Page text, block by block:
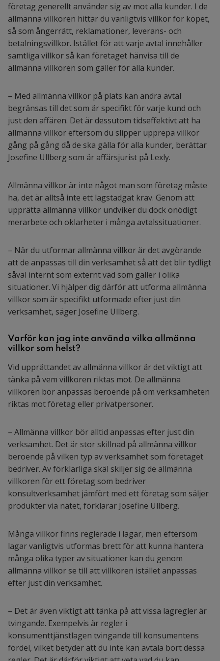
företag generellt använder sig av mot alla kunder. I de
allmänna villkoren hittar du vanligtvis villkor för köpet,
så som ångerrätt, reklamationer, leverans- och
betalningsvillkor. Istället för att varje avtal innehåller
samtliga villkor så kan företaget hänvisa till de
allmänna villkoren som gäller för alla kunder.
– Med allmänna villkor på plats kan andra avtal
begränsas till det som är specifikt för varje kund och
just den affären. Det är dessutom tidseffektivt att ha
allmänna villkor eftersom du slipper upprepa villkor
gång på gång då de ska gälla för alla kunder, berättar
Josefine Ullberg som är affärsjurist på Lexly.
Allmänna villkor är inte något man som företag måste
ha, det är alltså inte ett lagstadgat krav. Genom att
upprätta allmänna villkor undviker du dock onödigt
merarbete och oklarheter i många avtalssituationer.
– När du utformar allmänna villkor är det avgörande
att de anpassas till din verksamhet så att det blir tydligt
såväl internt som externt vad som gäller i olika
situationer. Vi hjälper dig därför att utforma allmänna
villkor som är specifikt utformade efter just din
verksamhet, säger Josefine Ullberg.
Varför kan jag inte använda vilka allmänna
villkor som helst?
Vid upprättandet av allmänna villkor är det viktigt att
tänka på vem villkoren riktas mot. De allmänna
villkoren bör anpassas beroende på om verksamheten
riktas mot företag eller privatpersoner.
– Allmänna villkor bör alltid anpassas efter just din
verksamhet. Det är stor skillnad på allmänna villkor
beroende på vilken typ av verksamhet som företaget
bedriver. Av förklarliga skäl skiljer sig de allmänna
villkoren för ett företag som bedriver
konsultverksamhet jämfört med ett företag som säljer
produkter via nätet, förklarar Josefine Ullberg.
Många villkor finns reglerade i lagar, men eftersom
lagar vanligtvis utformas brett för att kunna hantera
många olika typer av situationer kan du genom
allmänna villkor se till att villkoren istället anpassas
efter just din verksamhet.
– Det är även viktigt att tänka på att vissa lagregler är
tvingande. Exempelvis är regler i
konsumenttjänstlagen tvingande till konsumentens
fördel, vilket betyder att du inte kan avtala bort dessa